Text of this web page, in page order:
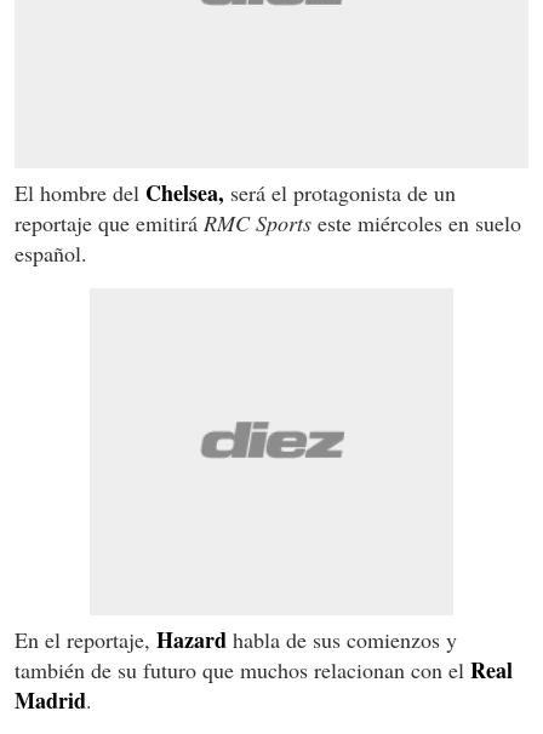
El hombre del Chelsea, será el protagonista de un
reportaje que emitirá RMC Sports este miércoles en suelo
español.
En el reportaje, Hazard habla de sus comienzos y
también de su futuro que muchos relacionan con el Real
Madrid.